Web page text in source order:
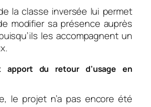
la classe inversée lui permet
modifier sa présence auprès
les accompagnent un
apport du retour d’usage en
le projet n’a pas encore été